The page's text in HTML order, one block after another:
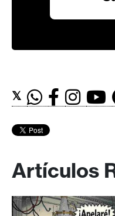
𝕏
Artículos